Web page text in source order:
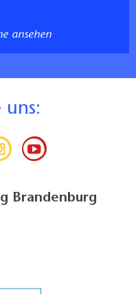
ansehen
uns:
Brandenburg